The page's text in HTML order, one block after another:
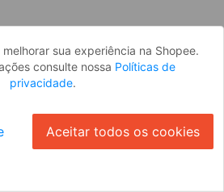
sua experiência na Shopee.
consulte nossa Políticas de
privacidade.
Aceitar todos os cookies